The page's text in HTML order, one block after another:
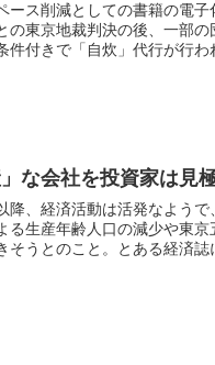
ース削減としての書籍の電
の東京地裁判決の後、一部
件付きで「自炊」代行が行わ
」な会社を投資家は見
降、経済活動は活発なよう
る生産年齢人口の減少や東
そうとのこと。とある経済誌